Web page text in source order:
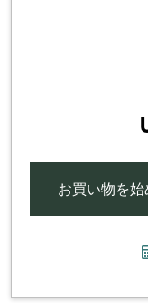
お買い物を